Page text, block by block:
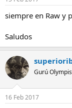
siempre en Raw y
Saludos
Gurú
16 Feb 2017